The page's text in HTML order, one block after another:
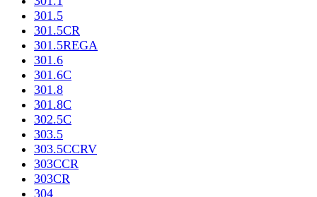
301.5
301.5CR
301.5REGA
301.6
301.6C
301.8
301.8C
302.5C
303.5
303.5CCRV
303CCR
303CR
304